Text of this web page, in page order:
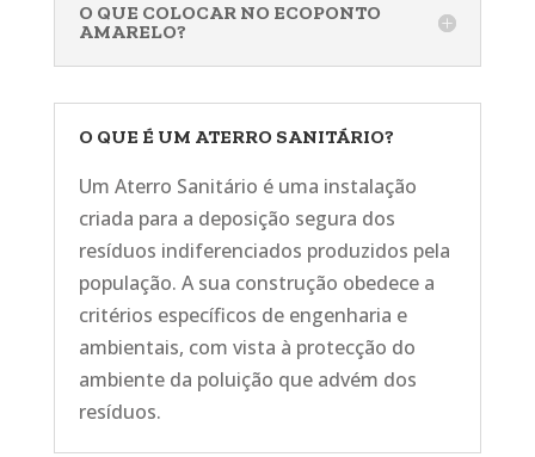
O QUE COLOCAR NO ECOPONTO
AMARELO?
O QUE É UM ATERRO SANITÁRIO?
Um Aterro Sanitário é uma instalação
criada para a deposição segura dos
resíduos indiferenciados produzidos pela
população. A sua construção obedece a
critérios específicos de engenharia e
ambientais, com vista à protecção do
ambiente da poluição que advém dos
resíduos.